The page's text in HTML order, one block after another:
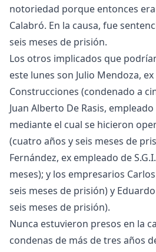
notoriedad porque entonces
Calabró. En la causa, fue
seis meses de prisión.
Los otros implicados que
este lunes son Julio Mendoza,
Construcciones (condenado a
Juan Alberto De Rasis,
mediante el cual se hicieron
(cuatro años y seis meses de
Fernández, ex empleado de
meses); y los empresarios
seis meses de prisión) y
seis meses de prisión).
Nunca estuvieron presos en la
condenas de más de tres años